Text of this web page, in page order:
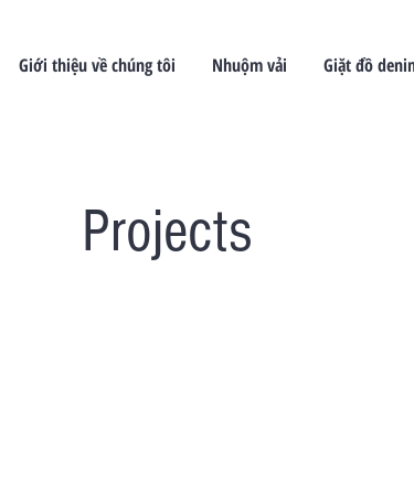
Giới thiệu về chúng tôi Nhuộm vải Giặt đồ
Projects